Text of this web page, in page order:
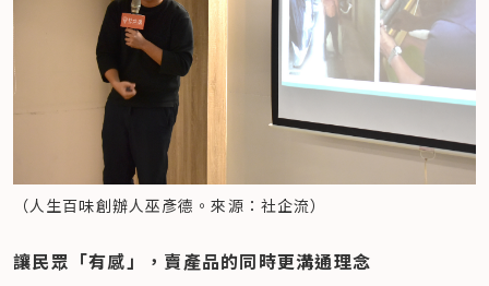
（人生百味創辦人巫彥德。來源：社企流）
​讓民眾「有感」，賣產品的同時更溝通理念